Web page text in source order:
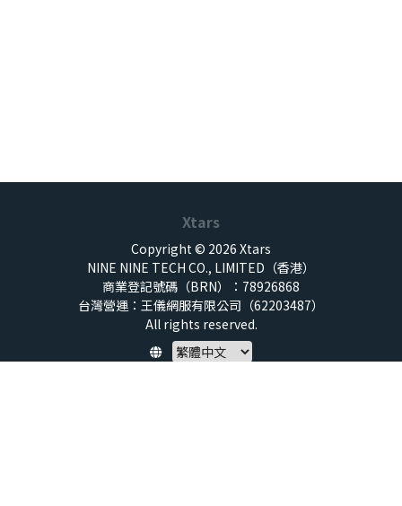
Xtars
Copyright © 2026 Xtars
NINE NINE TECH CO., LIMITED（香港）
商業登記號碼（BRN）：78926868
台灣營運：王儀網服有限公司（62203487）
All rights reserved.